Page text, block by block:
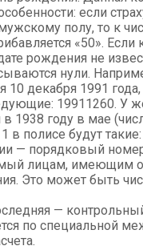
если
полу, то к
«50». Если
рождения не
нули.
10 декабря 1991
19911260. У
1938 году в мае
в полисе будут
— порядковый
лицам, имеющим
Это может быть
—
по специальной